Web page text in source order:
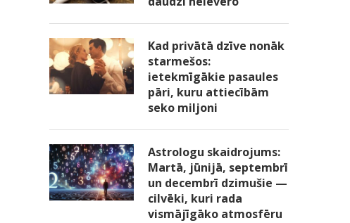
Kad privātā dzīve nonāk
starmešos:
ietekmīgākie pasaules
pāri, kuru attiecībām
seko miljoni
Astrologu skaidrojums:
Martā, jūnijā, septembrī
un decembrī dzimušie —
cilvēki, kuri rada
vismājīgāko atmosfēru